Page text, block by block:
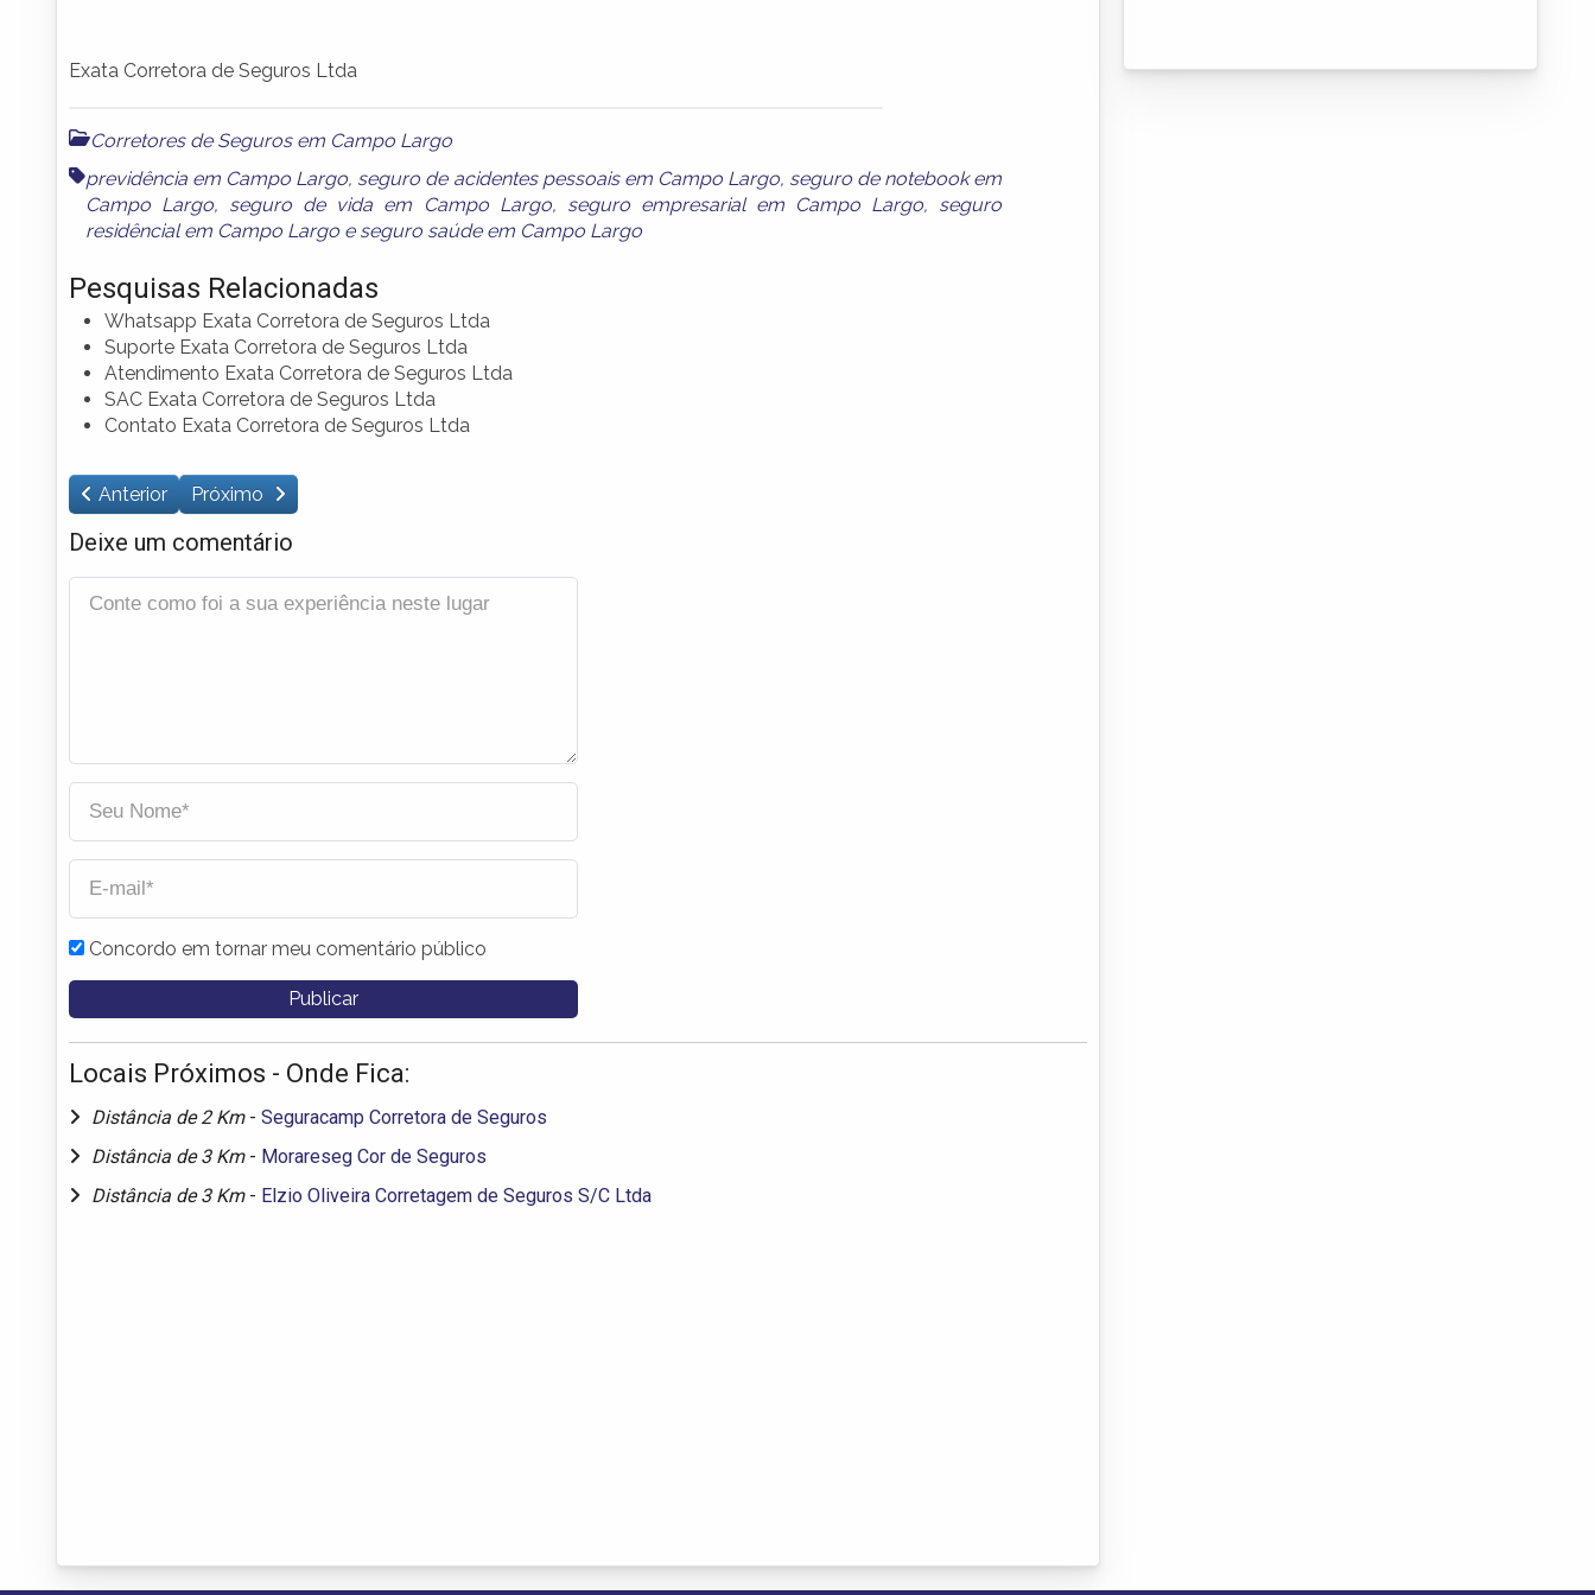
Exata Corretora de Seguros Ltda
Corretores de Seguros em Campo Largo
previdência em Campo Largo, seguro de acidentes pessoais em Campo Largo, seguro de notebook em
Campo Largo, seguro de vida em Campo Largo, seguro empresarial em Campo Largo, seguro
residêncial em Campo Largo e seguro saúde em Campo Largo
Pesquisas Relacionadas
Whatsapp Exata Corretora de Seguros Ltda
Suporte Exata Corretora de Seguros Ltda
Atendimento Exata Corretora de Seguros Ltda
SAC Exata Corretora de Seguros Ltda
Contato Exata Corretora de Seguros Ltda
Anterior Próximo
Deixe um comentário
Concordo em tornar meu comentário público
Locais Próximos - Onde Fica:
Distância de 2 Km - Seguracamp Corretora de Seguros
Distância de 3 Km - Morareseg Cor de Seguros
Distância de 3 Km - Elzio Oliveira Corretagem de Seguros S/C Ltda